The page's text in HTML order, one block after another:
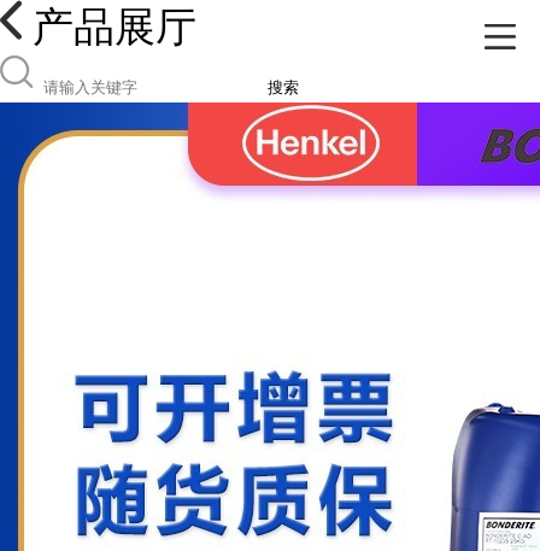
产品展厅
搜索